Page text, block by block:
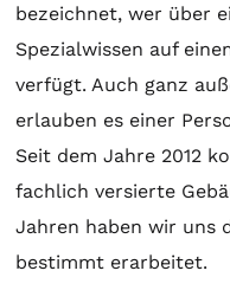
bezeichnet, wer über
Spezialwissen auf
verfügt. Auch ganz
erlauben es einer
Seit dem Jahre 2012
fachlich versierte
Jahren haben wir uns
bestimmt erarbeitet.